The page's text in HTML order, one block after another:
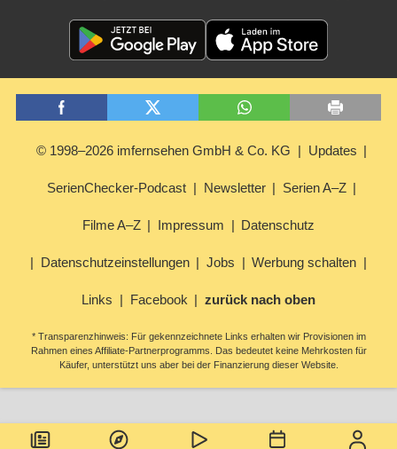
© 1998–2026 imfernsehen GmbH & Co. KG Updates
SerienChecker-Podcast Newsletter Serien A–Z
Filme A–Z Impressum Datenschutz
Datenschutzeinstellungen Jobs Werbung schalten
Links Facebook zurück nach oben
* Transparenzhinweis: Für gekennzeichnete Links erhalten wir Provisionen im
Rahmen eines Affiliate-Partnerprogramms. Das bedeutet keine Mehrkosten für
Käufer, unterstützt uns aber bei der Finanzierung dieser Website.